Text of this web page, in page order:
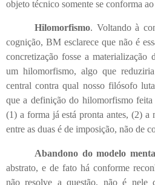
objeto técnico somente se conforma
Hilomorfismo. Voltando à
cognição, BM esclarece que não é
concretização fosse a materialização
um hilomorfismo, algo que
central contra qual nosso filósofo
que a definição do hilomorfismo
(1) a forma já está pronta antes, (2) a
entre as duas é de imposição, não de
Abandono do modelo
abstrato, e de fato há conforme
não resolve a questão, não é nele